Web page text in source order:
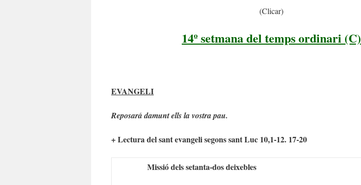
(Clicar)
14º setmana del temps ordinari (C)
EVANGELI
Reposará damunt ells la vostra pau.
+ Lectura del sant evangeli segons sant Luc 10,1-12. 17-20
Missió dels setanta-dos deixebles